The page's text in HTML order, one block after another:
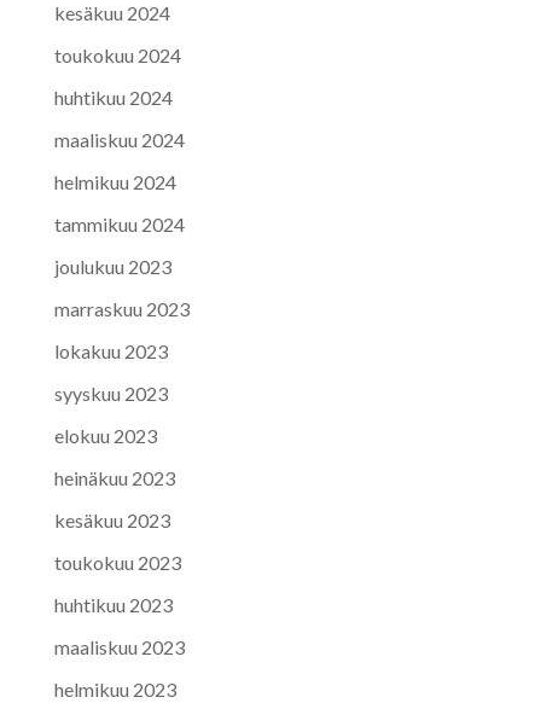
kesäkuu 2024
toukokuu 2024
huhtikuu 2024
maaliskuu 2024
helmikuu 2024
tammikuu 2024
joulukuu 2023
marraskuu 2023
lokakuu 2023
syyskuu 2023
elokuu 2023
heinäkuu 2023
kesäkuu 2023
toukokuu 2023
huhtikuu 2023
maaliskuu 2023
helmikuu 2023